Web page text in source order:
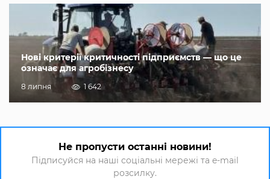
Нові критерії критичності підприємств — що це
означає для агробізнесу
8 липня 1 642
Не пропусти останні новини!
Підписуйся на наші соціальні мережі та e-mail
розсилку.